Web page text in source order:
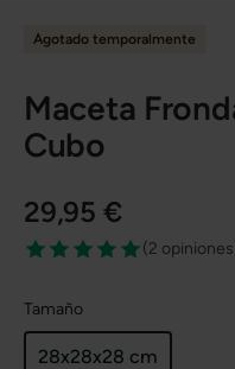
Agotado temporalmente
Maceta
Cubo
29,95 €
(2 opiniones
Tamaño
28x28x28 cm